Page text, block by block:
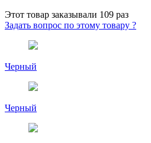
Этот товар заказывали 109 раз
Задать вопрос по этому товару ?
Черный
Черный